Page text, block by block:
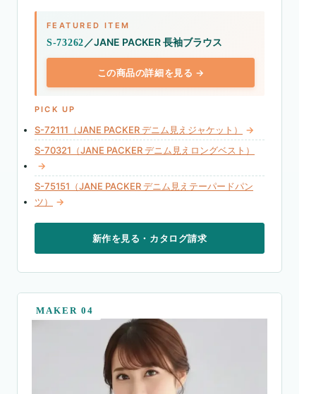
FEATURED ITEM
S-73262 ／JANE PACKER 長袖ブラウス
この商品の詳細を見る →
PICK UP
S-72111（JANE PACKER デニム見えジャケット）
→
S-70321（JANE PACKER デニム見えロングベスト）
→
S-75151（JANE PACKER デニム見えテーパードパン
ツ）
→
新作を見る・カタログ請求
MAKER 04